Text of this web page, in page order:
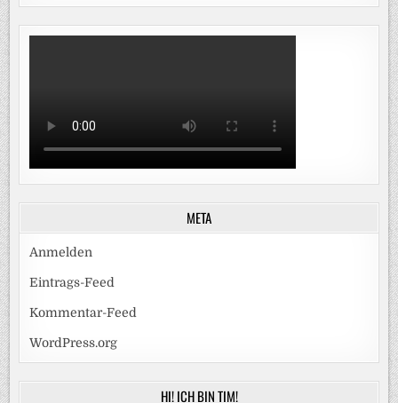
META
Anmelden
Eintrags-Feed
Kommentar-Feed
WordPress.org
HI! ICH BIN TIM!